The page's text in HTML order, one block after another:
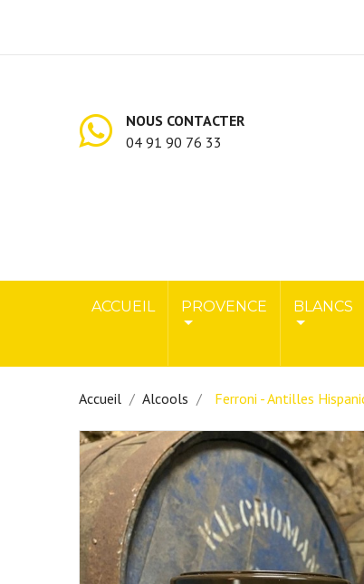
NOUS CONTACTER
04 91 90 76 33
ACCUEIL PROVENCE BLANCS
Accueil Alcools Ferroni - Antilles